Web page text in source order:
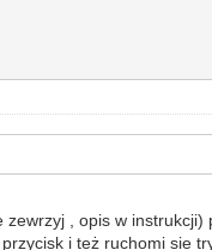
, opis w
i też ruchomi sie